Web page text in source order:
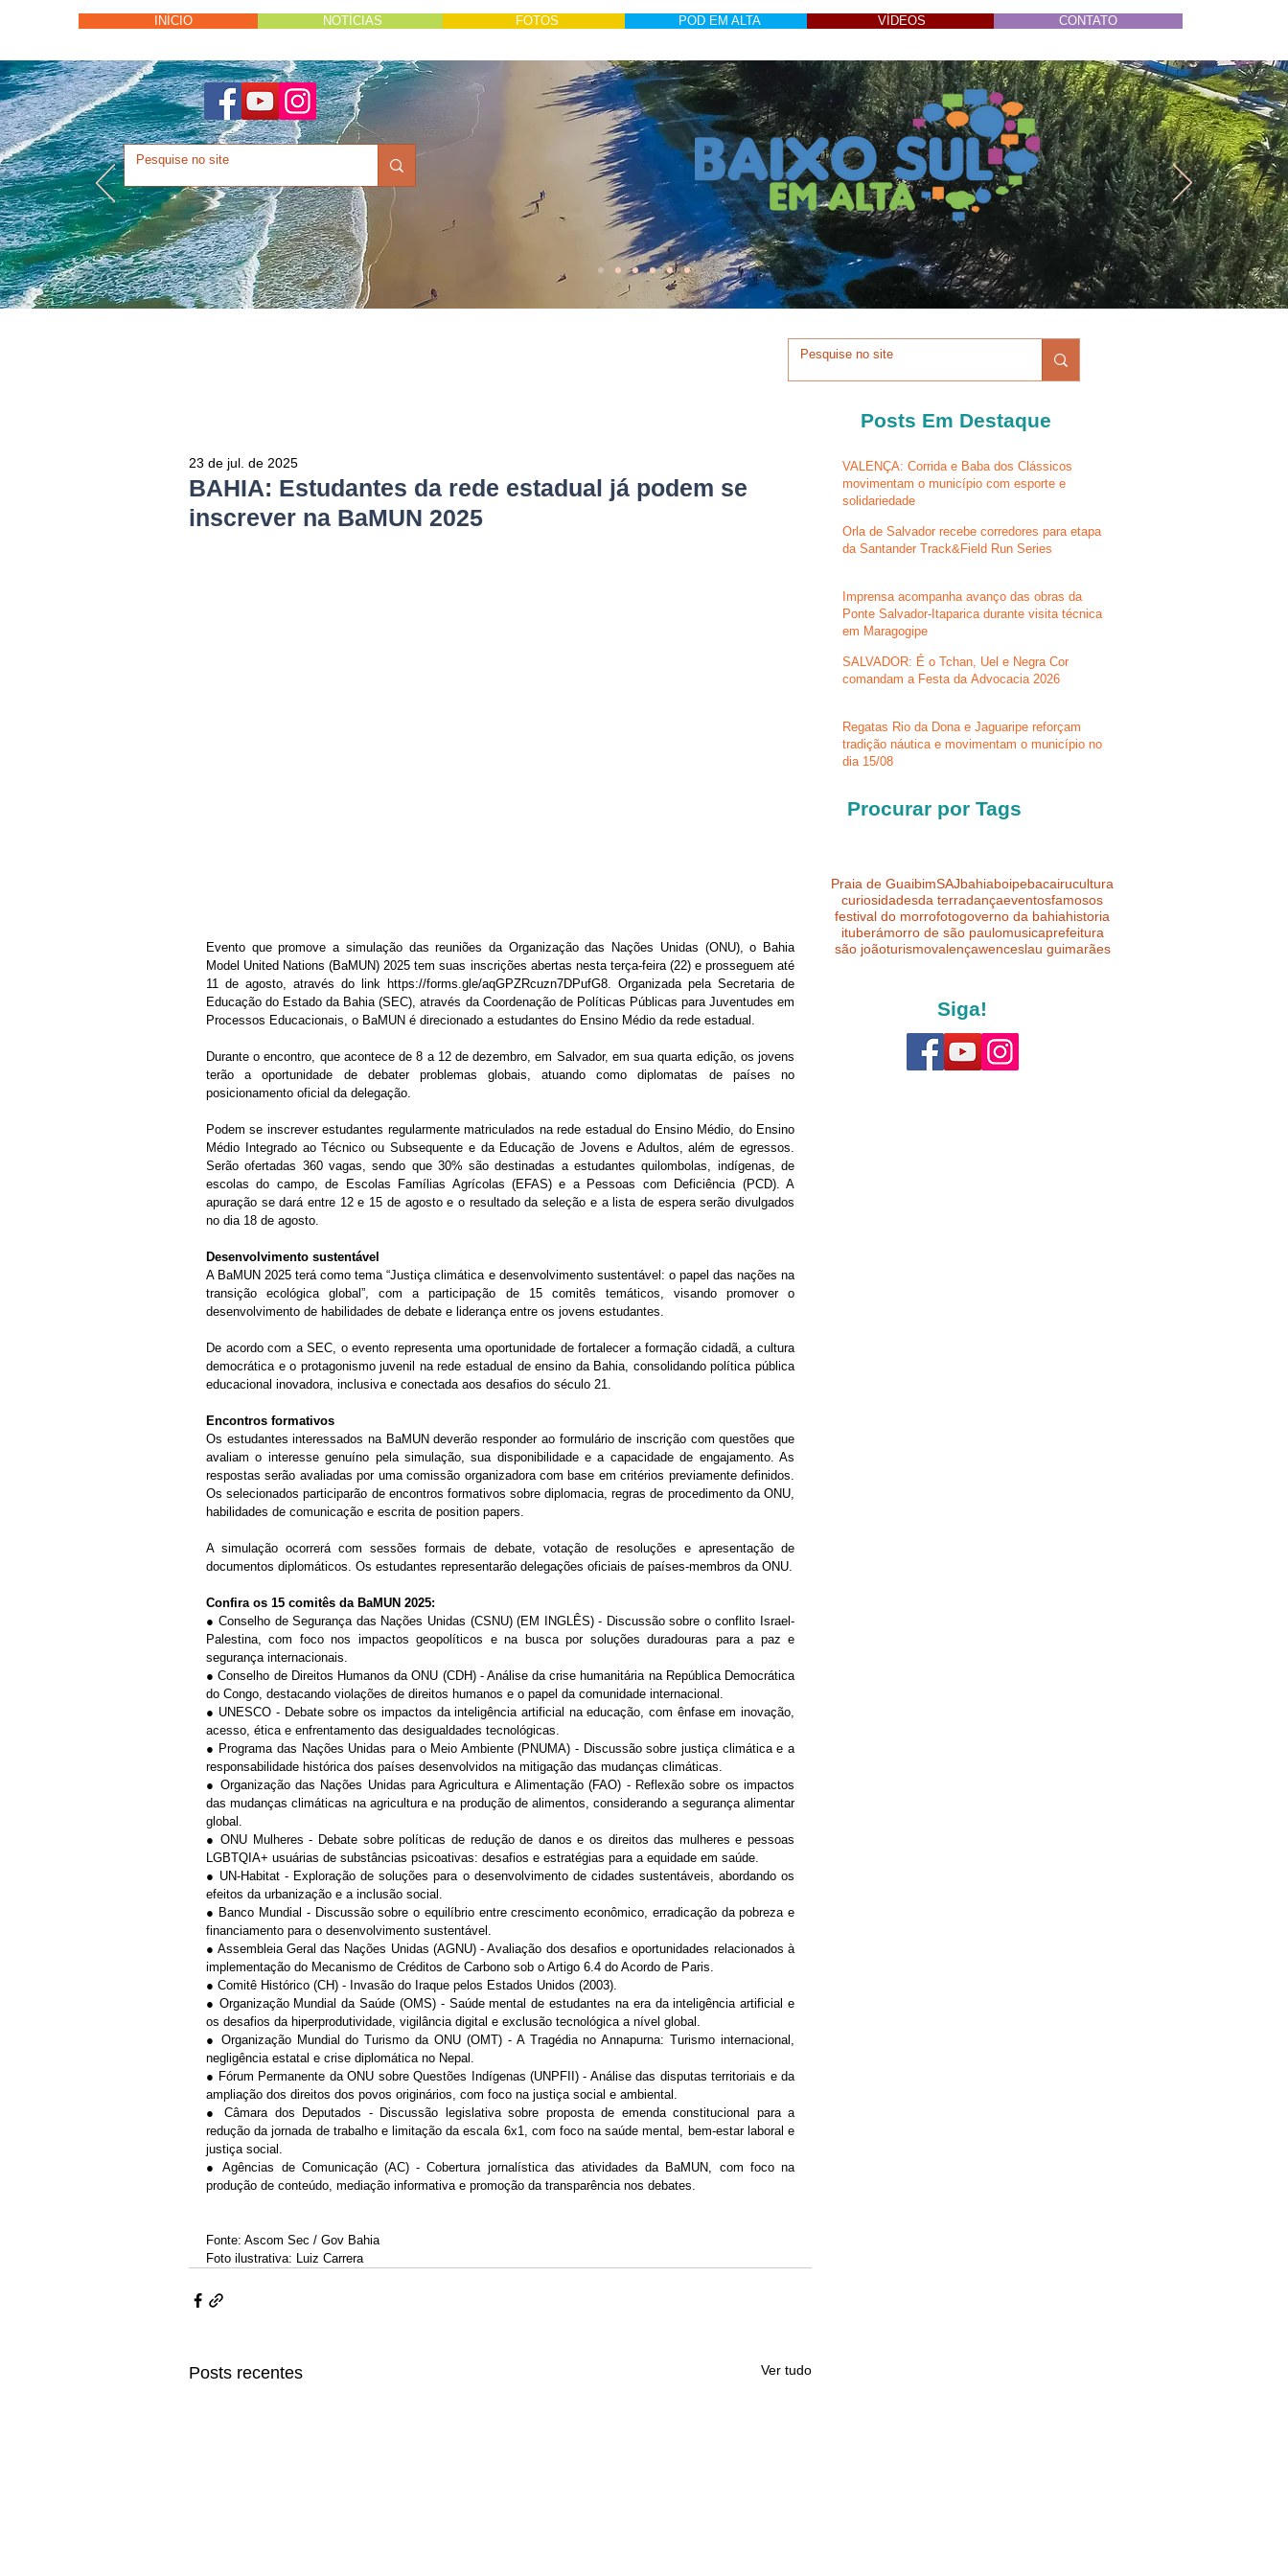
INÍCIO NOTÍCIAS FOTOS POD EM ALTA VÍDEOS CONTATO
BAHIA: Estudantes da rede estadual já podem se
inscrever na BaMUN 2025
23 de jul. de 2025
Evento que promove a simulação das reuniões da Organização das Nações Unidas (ONU), o Bahia
Model United Nations (BaMUN) 2025 tem suas inscrições abertas nesta terça-feira (22) e prosseguem até
11 de agosto, através do link https://forms.gle/aqGPZRcuzn7DPufG8. Organizada pela Secretaria de
Educação do Estado da Bahia (SEC), através da Coordenação de Políticas Públicas para Juventudes em
Processos Educacionais, o BaMUN é direcionado a estudantes do Ensino Médio da rede estadual.
Durante o encontro, que acontece de 8 a 12 de dezembro, em Salvador, em sua quarta edição, os jovens
terão a oportunidade de debater problemas globais, atuando como diplomatas de países no
posicionamento oficial da delegação.
Podem se inscrever estudantes regularmente matriculados na rede estadual do Ensino Médio, do Ensino
Médio Integrado ao Técnico ou Subsequente e da Educação de Jovens e Adultos, além de egressos.
Serão ofertadas 360 vagas, sendo que 30% são destinadas a estudantes quilombolas, indígenas, de
escolas do campo, de Escolas Famílias Agrícolas (EFAS) e a Pessoas com Deficiência (PCD). A
apuração se dará entre 12 e 15 de agosto e o resultado da seleção e a lista de espera serão divulgados
no dia 18 de agosto.
Desenvolvimento sustentável
A BaMUN 2025 terá como tema “Justiça climática e desenvolvimento sustentável: o papel das nações na
transição ecológica global”, com a participação de 15 comitês temáticos, visando promover o
desenvolvimento de habilidades de debate e liderança entre os jovens estudantes.
De acordo com a SEC, o evento representa uma oportunidade de fortalecer a formação cidadã, a cultura
democrática e o protagonismo juvenil na rede estadual de ensino da Bahia, consolidando política pública
educacional inovadora, inclusiva e conectada aos desafios do século 21.
Encontros formativos
Os estudantes interessados na BaMUN deverão responder ao formulário de inscrição com questões que
avaliam o interesse genuíno pela simulação, sua disponibilidade e a capacidade de engajamento. As
respostas serão avaliadas por uma comissão organizadora com base em critérios previamente definidos.
Os selecionados participarão de encontros formativos sobre diplomacia, regras de procedimento da ONU,
habilidades de comunicação e escrita de position papers.
A simulação ocorrerá com sessões formais de debate, votação de resoluções e apresentação de
Confira os 15 comitês da BaMUN 2025:
● Conselho de Segurança das Nações Unidas (CSNU) (EM INGLÊS) - Discussão sobre o conflito Israel-
Palestina, com foco nos impactos geopolíticos e na busca por soluções duradouras para a paz e
segurança internacionais.
● Conselho de Direitos Humanos da ONU (CDH) - Análise da crise humanitária na República Democrática
do Congo, destacando violações de direitos humanos e o papel da comunidade internacional.
● UNESCO - Debate sobre os impactos da inteligência artificial na educação, com ênfase em inovação,
acesso, ética e enfrentamento das desigualdades tecnológicas.
● Programa das Nações Unidas para o Meio Ambiente (PNUMA) - Discussão sobre justiça climática e a
responsabilidade histórica dos países desenvolvidos na mitigação das mudanças climáticas.
● Organização das Nações Unidas para Agricultura e Alimentação (FAO) - Reflexão sobre os impactos
das mudanças climáticas na agricultura e na produção de alimentos, considerando a segurança alimentar
global.
● ONU Mulheres - Debate sobre políticas de redução de danos e os direitos das mulheres e pessoas
LGBTQIA+ usuárias de substâncias psicoativas: desafios e estratégias para a equidade em saúde.
● UN-Habitat - Exploração de soluções para o desenvolvimento de cidades sustentáveis, abordando os
efeitos da urbanização e a inclusão social.
● Banco Mundial - Discussão sobre o equilíbrio entre crescimento econômico, erradicação da pobreza e
financiamento para o desenvolvimento sustentável.
● Assembleia Geral das Nações Unidas (AGNU) - Avaliação dos desafios e oportunidades relacionados à
implementação do Mecanismo de Créditos de Carbono sob o Artigo 6.4 do Acordo de Paris.
● Comitê Histórico (CH) - Invasão do Iraque pelos Estados Unidos (2003).
● Organização Mundial da Saúde (OMS) - Saúde mental de estudantes na era da inteligência artificial e
os desafios da hiperprodutividade, vigilância digital e exclusão tecnológica a nível global.
● Organização Mundial do Turismo da ONU (OMT) - A Tragédia no Annapurna: Turismo internacional,
negligência estatal e crise diplomática no Nepal.
● Fórum Permanente da ONU sobre Questões Indígenas (UNPFII) - Análise das disputas territoriais e da
ampliação dos direitos dos povos originários, com foco na justiça social e ambiental.
● Câmara dos Deputados - Discussão legislativa sobre proposta de emenda constitucional para a
redução da jornada de trabalho e limitação da escala 6x1, com foco na saúde mental, bem-estar laboral e
justiça social.
● Agências de Comunicação (AC) - Cobertura jornalística das atividades da BaMUN, com foco na
produção de conteúdo, mediação informativa e promoção da transparência nos debates.
Fonte: Ascom Sec / Gov Bahia
Foto ilustrativa: Luiz Carrera
Posts recentes Ver tudo
Posts Em Destaque
VALENÇA: Corrida e Baba dos Clássicos
movimentam o município com esporte e
solidariedade
Orla de Salvador recebe corredores para etapa
da Santander Track&Field Run Series
Imprensa acompanha avanço das obras da
Ponte Salvador-Itaparica durante visita técnica
em Maragogipe
SALVADOR: É o Tchan, Uel e Negra Cor
comandam a Festa da Advocacia 2026
Regatas Rio da Dona e Jaguaripe reforçam
tradição náutica e movimentam o município no
dia 15/08
Procurar por Tags
Praia de GuaibimSAJbahiaboipebacairucultura
curiosidadesda terradançaeventosfamosos
festival do morrofotogoverno da bahiahistoria
ituberámorro de são paulomusicaprefeitura
são joãoturismovalençawenceslau guimarães
Siga!